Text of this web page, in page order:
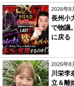
2026年8
長州小
で物議
に戻る
2026年8
川栄李
立＆離